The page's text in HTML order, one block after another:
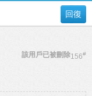
回復
156#
該用戶已被刪除